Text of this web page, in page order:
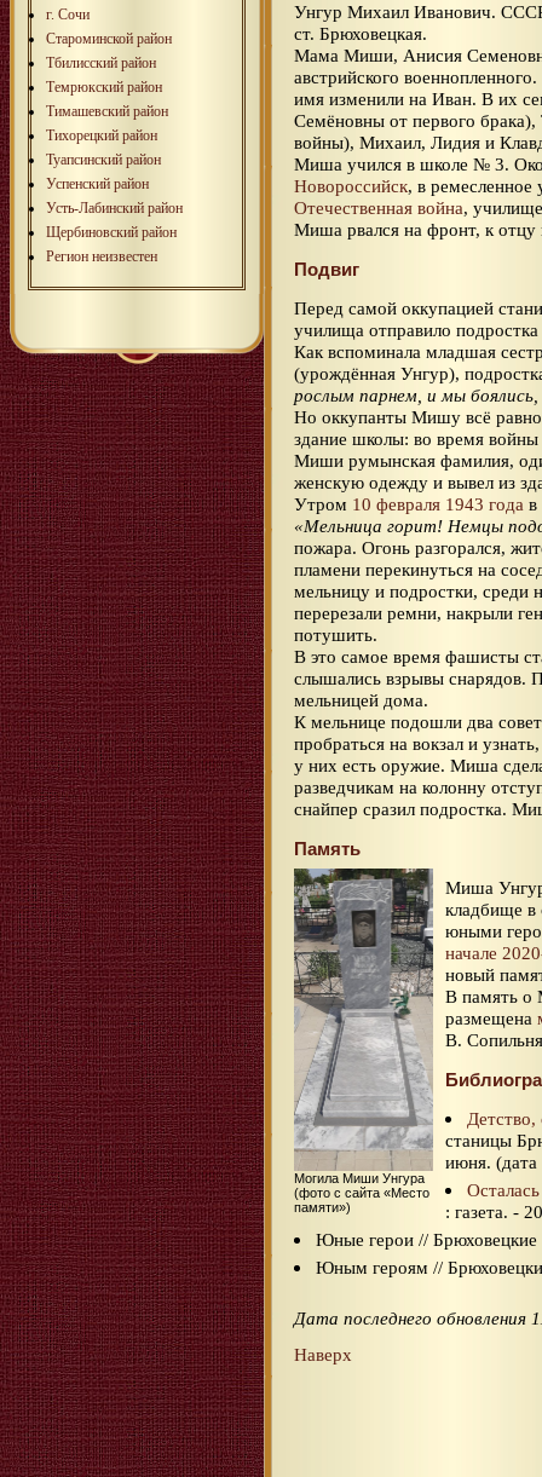
г. Сочи
Староминской район
Тбилиcский район
Темрюкский район
Тимашевский район
Тихорецкий район
Туапсинский район
Успенский район
Усть-Лабинский район
Щербиновский район
Регион неизвестен
Унгур Михаил Иванович.
ст. Брюховецкая.
Мама Миши, Анисия
австрийского
имя изменили на Иван. В их
Семёновны от первого брака),
войны), Михаил, Лидия и
Миша учился в школе № 3.
Новороссийск, в ремесленное
Отечественная война,
Миша рвался на фронт, к
Подвиг
Перед самой оккупацией
училища отправило
Как вспоминала младшая
(урождённая Унгур),
рослым парнем, и мы
Но оккупанты Мишу всё
здание школы: во время
Миши румынская фамилия,
женскую одежду и вывел из
Утром 10 февраля 1943 года в
«Мельница горит! Немцы
пожара. Огонь разгорался,
пламени перекинуться на
мельницу и подростки, среди
перерезали ремни, накрыли
потушить.
В это самое время фашисты
слышались взрывы снарядов.
мельницей дома.
К мельнице подошли два
пробраться на вокзал и
у них есть оружие. Миша
разведчикам на колонну
снайпер сразил подростка.
Память
Могила Миши Унгура
(фото с сайта «Место
памяти»)
Миша
кладбище в
юными
начале
новый
В память о
размещена
В.
Детство,
станицы
июня.
: газета. -
Юные герои // Брюховецкие
Юным героям //
Дата последнего обновления
Наверх